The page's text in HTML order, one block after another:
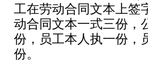
工在劳动合同文本上签
动合同文本一式三份，
份，员工本人执一份，
份。